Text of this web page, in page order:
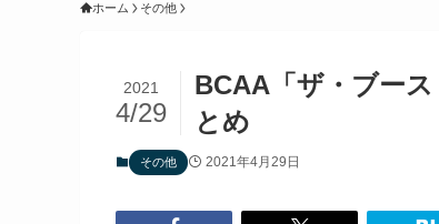
ホーム その他
BCAA「ザ・ブー
とめ
2021
4/29
その他 2021年4月29日